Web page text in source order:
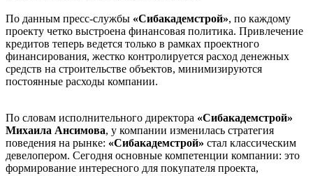
По данным пресс-службы «Сибакадемстрой», по каждому
проекту четко выстроена финансовая политика. Привлечение
кредитов теперь ведется только в рамках проектного
финансирования, жестко контролируется расход денежных
средств на строительстве объектов, минимизируются
постоянные расходы компании.
По словам исполнительного директора «Сибакадемстрой»
Михаила Ансимова, у компании изменилась стратегия
поведения на рынке: «Сибакадемстрой» стал классическим
девелопером. Сегодня основные компетенции компании: это
формирование интересного для покупателя проекта,